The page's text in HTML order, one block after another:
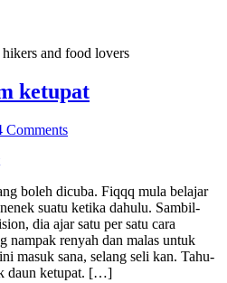
and food lovers
ketupat
Comments
boleh dicuba. Fiqqq mula belajar
suatu ketika dahulu. Sambil-
dia ajar satu per satu cara
nampak renyah dan malas untuk
masuk sana, selang seli kan. Tahu-
daun ketupat. […]